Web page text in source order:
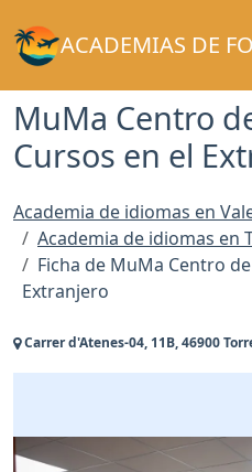
ACADEMIAS DE
MuMa Centro
Cursos en el
Academia de idiomas en
Academia de idiomas en
Ficha de MuMa Centro
Extranjero
Carrer d'Atenes-04, 11B, 46900